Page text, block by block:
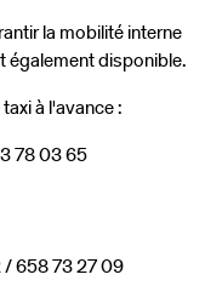
la mobilité interne
également disponible.
à l'avance :
78 03 65
658 73 27 09